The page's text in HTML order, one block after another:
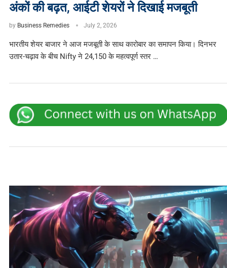
अंकों की बढ़त, आईटी शेयरों ने दिखाई मजबूती
by Business Remedies July 2, 2026
भारतीय शेयर बाजार ने आज मजबूती के साथ कारोबार का समापन किया। दिनभर
उतार-चढ़ाव के बीच Nifty ने 24,150 के महत्वपूर्ण स्तर …